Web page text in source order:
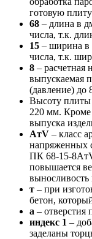
готовую
68 – длина в
числа, т.к.
15 – ширина в
числа, т.к.
8 – расчетная
выпускаемая
(давление) до
Высоту плиты
220 мм. Кроме
выпуска
AтV – класс
напряженных
ПК 68-15-
повышается
выносливость
т – при
бетон,
а –
индекс 1 –
заделаны